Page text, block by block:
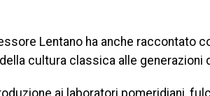
Lentano ha anche raccontato
cultura classica alle generazioni
ai laboratori pomeridiani,